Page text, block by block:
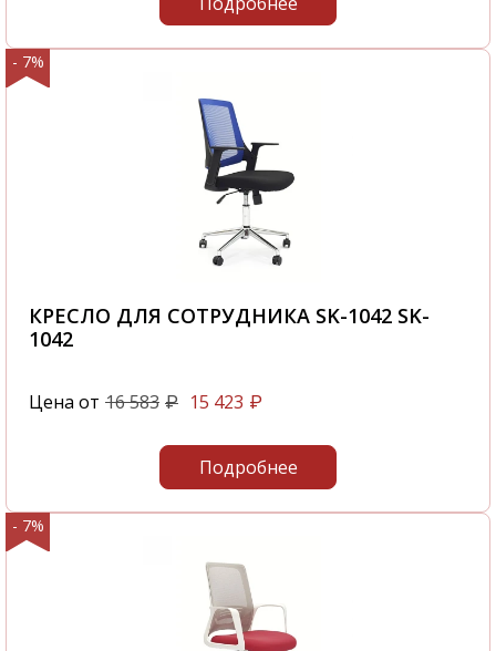
- 7%
КРЕСЛО ДЛЯ СОТРУДНИКА SK-1042 SK-
1042
Цена от 16 583 ₽ 15 423 ₽
Подробнее
- 7%